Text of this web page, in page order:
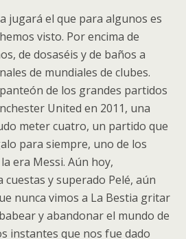
jugará el que para algunos es
visto. Por encima de
de dosaséis y de baños a
de mundiales de clubes.
de los grandes partidos
United en 2011, una
meter cuatro, un partido que
para siempre, uno de los
era Messi. Aún hoy,
y superado Pelé, aún
nunca vimos a La Bestia gritar
y abandonar el mundo de
instantes que nos fue dado